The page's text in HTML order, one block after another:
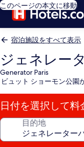
このページの本文に移動
宿泊施設をすべて表示
ジェネレー
Generator Paris
ビュット ショーモン公園
日付を選択して料
目的地